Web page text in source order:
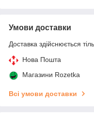
Умови доставки
Доставка здійснюється
Нова Пошта
Магазини Rozetka
Всі умови доставки